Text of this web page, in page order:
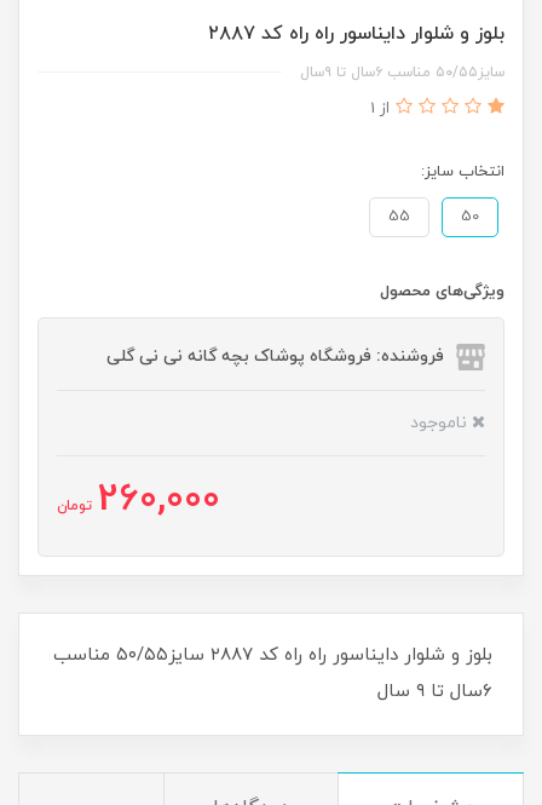
بلوز و شلوار دایناسور راه راه کد ۲۸۸۷
سایز۵۰/۵۵ مناسب ۶سال تا ۹سال
از 1
انتخاب سایز:
50
55
ویژگی‌های محصول
فروشنده: فروشگاه پوشاک بچه گانه نی نی گلی
ناموجود
260,000 تومان
بلوز و شلوار دایناسور راه راه کد ۲۸۸۷ سایز۵۰/۵۵ مناسب
۶سال تا ۹ سال